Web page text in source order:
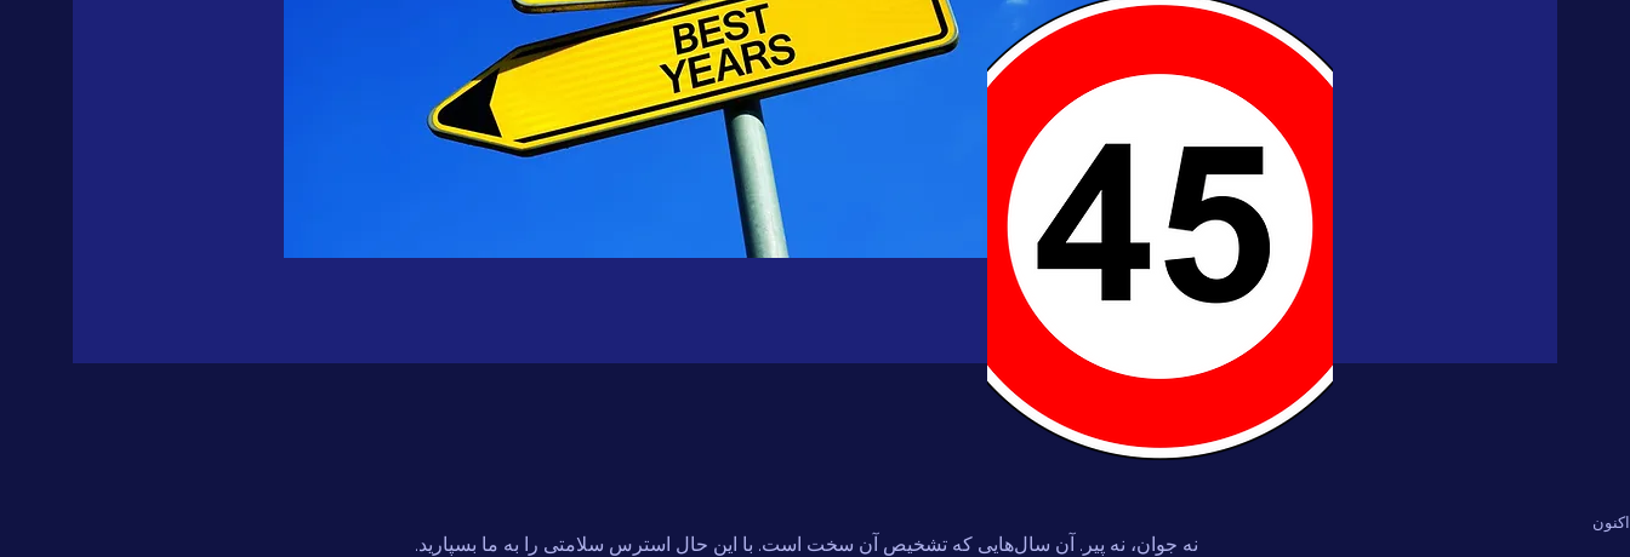
نه جوان، نه پیر. آن سال‌هایی که تشخیص آن سخت است. با این حال استرس سلامتی را به ما بسپارید.